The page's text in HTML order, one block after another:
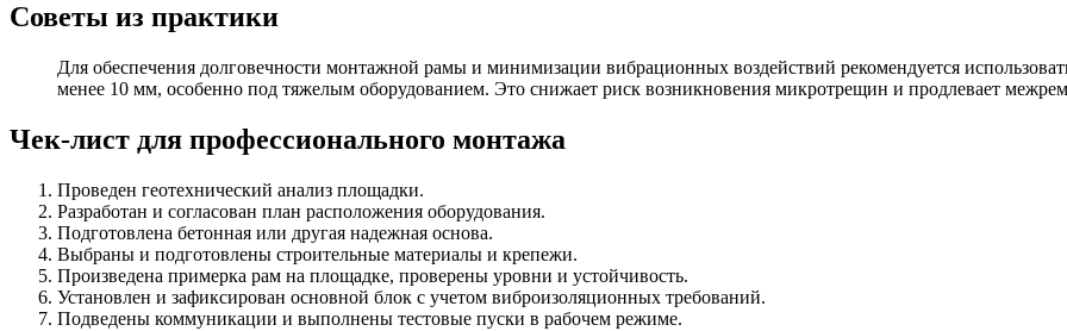
Советы из практики
Для обеспечения долговечности монтажной рамы и минимизации вибрационных воздействий рекомендуется
менее 10 мм, особенно под тяжелым оборудованием. Это снижает риск возникновения микротрещин и продлевает
Чек-лист для профессионального монтажа
Проведен геотехнический анализ площадки.
Разработан и согласован план расположения оборудования.
Подготовлена бетонная или другая надежная основа.
Выбраны и подготовлены строительные материалы и крепежи.
Произведена примерка рам на площадке, проверены уровни и устойчивость.
Установлен и зафиксирован основной блок с учетом виброизоляционных требований.
Подведены коммуникации и выполнены тестовые пуски в рабочем режиме.